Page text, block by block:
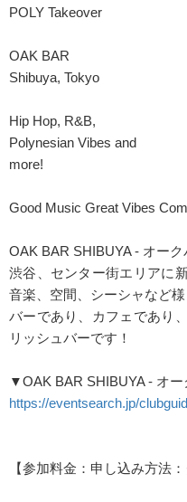
POLY Takeover
OAK BAR
Shibuya, Tokyo
Hip Hop, R&B,
Polynesian Vibes and
more!
Good Music Great Vibes
OAK BAR SHIBUYA - オーク
渋谷、センター街エリアに
音楽、空間、シーシャなど
バーであり、カフェであり
リッシュバーです！
▼OAK BAR SHIBUYA - オ
https://eventsearch.jp/
【参加料金：申し込み方法